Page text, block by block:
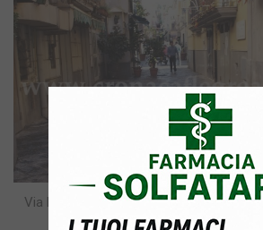
Via Maria Puteolana, una stradina del
storico